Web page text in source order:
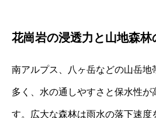
花崗岩の浸透力と山地森林
南アルプス、八ヶ岳などの山岳地
多く、水の通しやすさと保水性が
す。広大な森林は雨水の落下速度